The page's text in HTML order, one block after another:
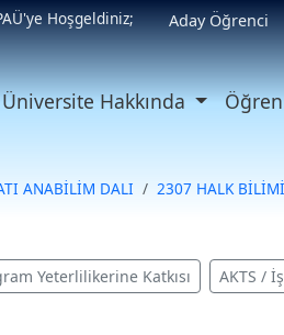
Hoşgeldiniz; Aday Öğrenci
Üniversite Hakkında
ANABİLİM DALI 2307 HALK BİLİMİ
Yeterlilikerine Katkısı AKTS /